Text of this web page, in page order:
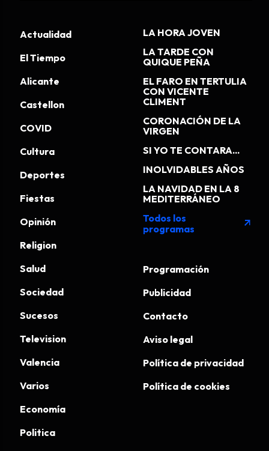
Actualidad
El Tiempo
Alicante
Castellon
COVID
Cultura
Deportes
Fiestas
Opinión
Religion
Salud
Sociedad
Sucesos
Television
Valencia
Varios
Economía
Politica
LA HORA JOVEN
LA TARDE CON
QUIQUE PEÑA
EL FARO EN TERTULIA
CON VICENTE
CLIMENT
CORONACIÓN DE LA
VIRGEN
SI YO TE CONTARA...
INOLVIDABLES AÑOS
LA NAVIDAD EN LA 8
MEDITERRÁNEO
Todos los
programas
arrow_outward
Programación
Publicidad
Contacto
Aviso legal
Política de privacidad
Política de cookies